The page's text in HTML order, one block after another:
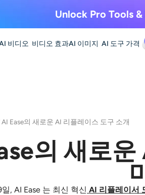
Unlock Pro Tools
비디오 비디오 효과AI 이미지 AI 도구 가격
AI Ease의 새로운 AI 리플레이스 도구 소개
의 새로
, AI Ease 는 최신 혁신 AI 리플레이서